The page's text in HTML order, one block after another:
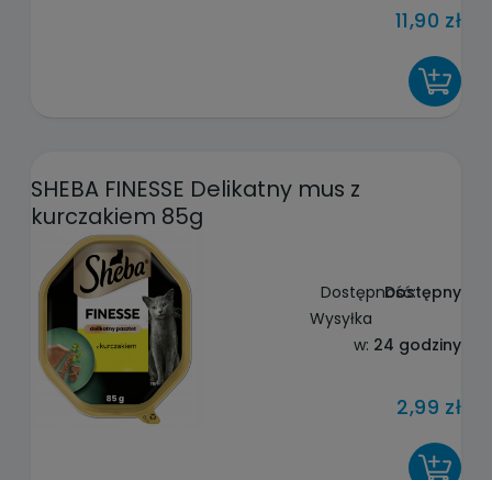
11,90 zł
SHEBA FINESSE Delikatny mus z
kurczakiem 85g
Dostępność:Dostępny
Wysyłka
w: 24 godziny
2,99 zł